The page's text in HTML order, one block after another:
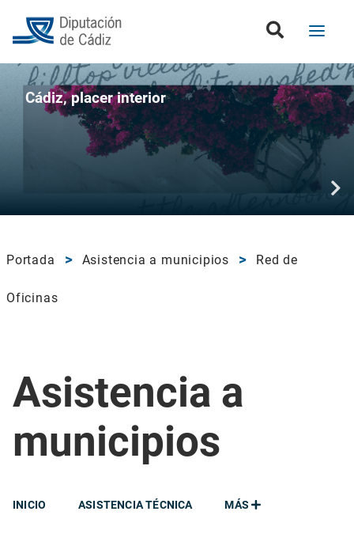
Cádiz, placer interior
Portada Asistencia a municipios Red de
Oficinas
Asistencia a
municipios
MÁS
INICIO ASISTENCIA TÉCNICA